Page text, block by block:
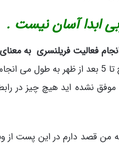
ابدا آسان نیست .
فعالیت فریلنسری به
و واقعاً منظورم کارکردن است. بر خلاف شغل دفتری شما که از 9 صبح تا
نشده اید هیچ چیز در
من قصد دارم در این پست از